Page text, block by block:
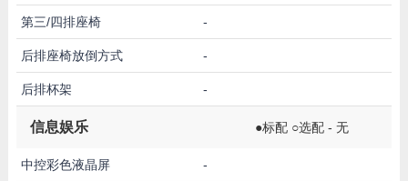
第三/四排座椅 -
后排座椅放倒方式 -
后排杯架 -
信息娱乐 ●标配 ○选配 - 无
中控彩色液晶屏 -